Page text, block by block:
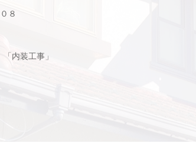
８
内装工事」